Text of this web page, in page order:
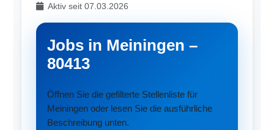
Aktiv seit 07.03.2026
Jobs in Meiningen –
80413
Öffnen Sie die gefilterte Stellenliste für
Meiningen oder lesen Sie die ausführliche
Beschreibung unten.